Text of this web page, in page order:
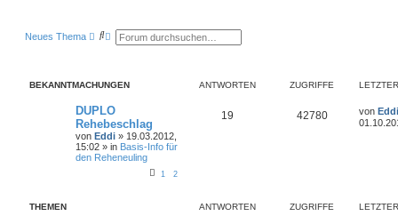
Neues Thema
S E
t
r
e
S
u
c
BEKANNTMACHUNGEN ANTWORTEN ZUGRIFFE
DUPLO
Rehebeschlag
von Eddi » 19.03.2012,
15:02 » in Basis-Info für
den Reheneuling
1 2
19 42780 von Eddi
THEMEN ANTWORTEN ZUGRIFFE